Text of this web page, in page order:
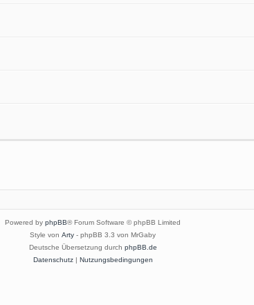
Powered by phpBB® Forum Software © phpBB Limited
Style von Arty - phpBB 3.3 von MrGaby
Deutsche Übersetzung durch phpBB.de
Datenschutz| Nutzungsbedingungen